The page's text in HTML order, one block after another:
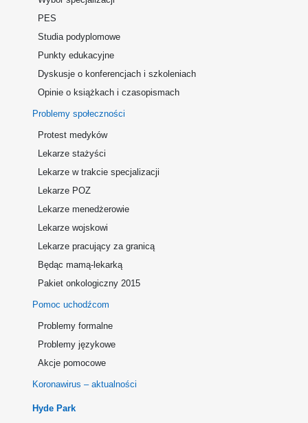
PES
Studia podyplomowe
Punkty edukacyjne
Dyskusje o konferencjach i szkoleniach
Opinie o książkach i czasopismach
Problemy społeczności
Protest medyków
Lekarze stażyści
Lekarze w trakcie specjalizacji
Lekarze POZ
Lekarze menedżerowie
Lekarze wojskowi
Lekarze pracujący za granicą
Będąc mamą-lekarką
Pakiet onkologiczny 2015
Pomoc uchodźcom
Problemy formalne
Problemy językowe
Akcje pomocowe
Koronawirus – aktualności
Hyde Park